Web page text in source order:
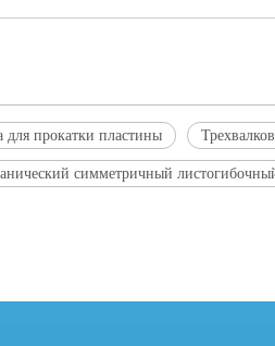
прокатки пластины
симметричный